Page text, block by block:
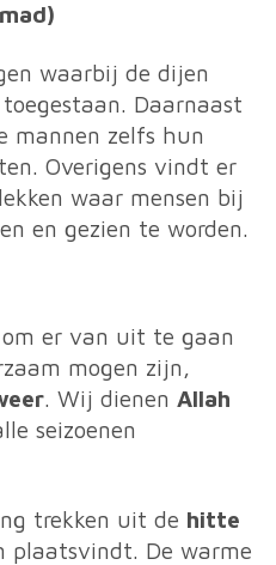
waarbij de dijen
Daarnaast
mannen zelfs hun
Overigens vindt er
waar mensen bij
en gezien te worden.
er van uit te gaan
mogen zijn,
. Wij dienen Allah
seizoenen
trekken uit de hitte
plaatsvindt. De warme